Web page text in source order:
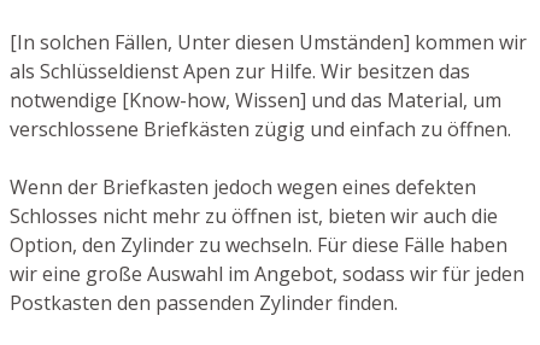
[In solchen Fällen, Unter diesen Umständen] kommen wir
als Schlüsseldienst Apen zur Hilfe. Wir besitzen das
notwendige [Know-how, Wissen] und das Material, um
verschlossene Briefkästen zügig und einfach zu öffnen.
Wenn der Briefkasten jedoch wegen eines defekten
Schlosses nicht mehr zu öffnen ist, bieten wir auch die
Option, den Zylinder zu wechseln. Für diese Fälle haben
wir eine große Auswahl im Angebot, sodass wir für jeden
Postkasten den passenden Zylinder finden.